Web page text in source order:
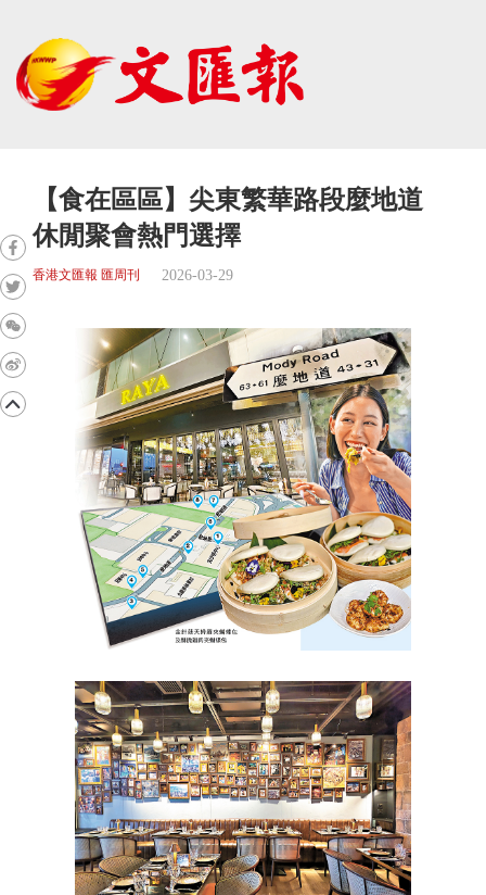
【食在區區】尖東繁華路段麼地道
休閒聚會熱門選擇
香港文匯報 匯周刊 2026-03-29